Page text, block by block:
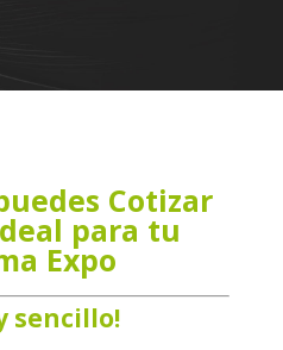
Cotizar
para tu
Expo
sencillo!